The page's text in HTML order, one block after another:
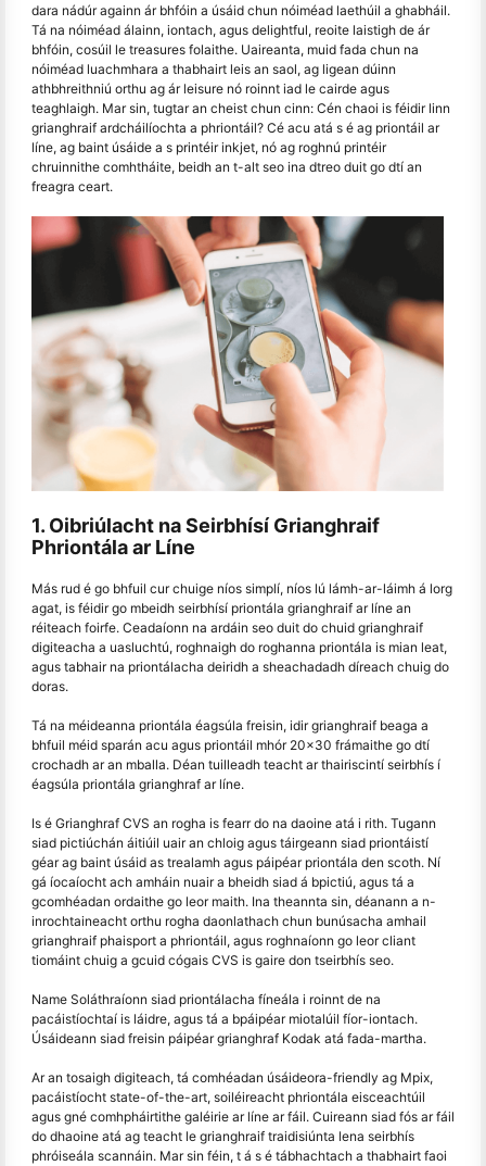
dara nádúr againn ár bhfóin a úsáid chun nóiméad laethúil a ghabháil.
Tá na nóiméad álainn, iontach, agus delightful, reoite laistigh de ár
bhfóin, cosúil le treasures folaithe. Uaireanta, muid fada chun na
nóiméad luachmhara a thabhairt leis an saol, ag ligean dúinn
athbhreithniú orthu ag ár leisure nó roinnt iad le cairde agus
teaghlaigh. Mar sin, tugtar an cheist chun cinn: Cén chaoi is féidir linn
grianghraif ardcháilíochta a phriontáil? Cé acu atá s é ag priontáil ar
líne, ag baint úsáide a s printéir inkjet, nó ag roghnú printéir
chruinnithe comhtháite, beidh an t-alt seo ina dtreo duit go dtí an
freagra ceart.
1. Oibriúlacht na Seirbhísí Grianghraif
Phriontála ar Líne
Más rud é go bhfuil cur chuige níos simplí, níos lú lámh-ar-láimh á lorg
agat, is féidir go mbeidh seirbhísí priontála grianghraif ar líne an
réiteach foirfe. Ceadaíonn na ardáin seo duit do chuid grianghraif
digiteacha a uasluchtú, roghnaigh do roghanna priontála is mian leat,
agus tabhair na priontálacha deiridh a sheachadadh díreach chuig do
doras.
Tá na méideanna priontála éagsúla freisin, idir grianghraif beaga a
bhfuil méid sparán acu agus priontáil mhór 20x30 frámaithe go dtí
crochadh ar an mballa. Déan tuilleadh teacht ar thairiscintí seirbhís í
éagsúla priontála grianghraf ar líne.
Is é Grianghraf CVS an rogha is fearr do na daoine atá i rith. Tugann
siad pictiúchán áitiúil uair an chloig agus táirgeann siad priontáistí
géar ag baint úsáid as trealamh agus páipéar priontála den scoth. Ní
gá íocaíocht ach amháin nuair a bheidh siad á bpictiú, agus tá a
gcomhéadan ordaithe go leor maith. Ina theannta sin, déanann a n-
inrochtaineacht orthu rogha daonlathach chun bunúsacha amhail
grianghraif phaisport a phriontáil, agus roghnaíonn go leor cliant
tiomáint chuig a gcuid cógais CVS is gaire don tseirbhís seo.
Name Soláthraíonn siad priontálacha fíneála i roinnt de na
pacáistíochtaí is láidre, agus tá a bpáipéar miotalúil fíor-iontach.
Úsáideann siad freisin páipéar grianghraf Kodak atá fada-martha.
Ar an tosaigh digiteach, tá comhéadan úsáideora-friendly ag Mpix,
pacáistíocht state-of-the-art, soiléireacht phriontála eisceachtúil
agus gné comhpháirtithe galéirie ar líne ar fáil. Cuireann siad fós ar fáil
do dhaoine atá ag teacht le grianghraif traidisiúnta lena seirbhís
phróiseála scannáin. Mar sin féin, t á s é tábhachtach a thabhairt faoi